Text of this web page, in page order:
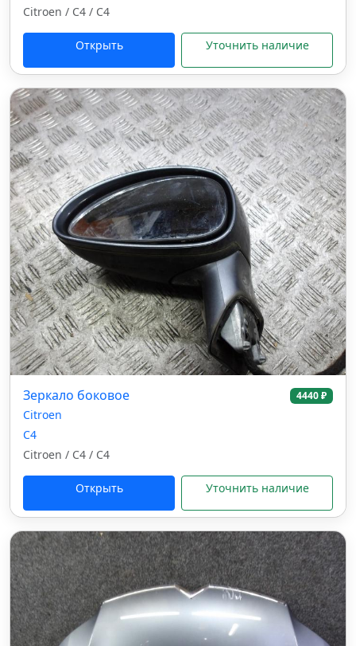
Citroen / C4 / C4
Открыть Уточнить наличие
Зеркало боковое 4440 ₽
Citroen
C4
Citroen / C4 / C4
Открыть Уточнить наличие